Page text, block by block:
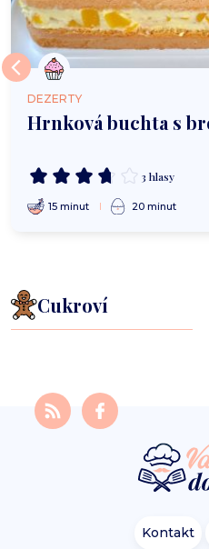
DEZERTY
Hrnková buchta s
3 hlasy
15 minut 20 minut
Cukroví
Kontakt